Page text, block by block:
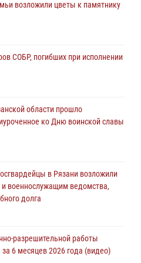
в историческом музее провели
губернской эпохе
области состоялось
наградами
лекции о Крещении Руси
за нарушение
возложили цветы к памятнику
СОБР, погибших при исполнении
области прошло
ко Дню воинской славы
в Рязани возложили
военнослужащим ведомства,
долга
разрешительной работы
6 месяцев 2026 года (видео)